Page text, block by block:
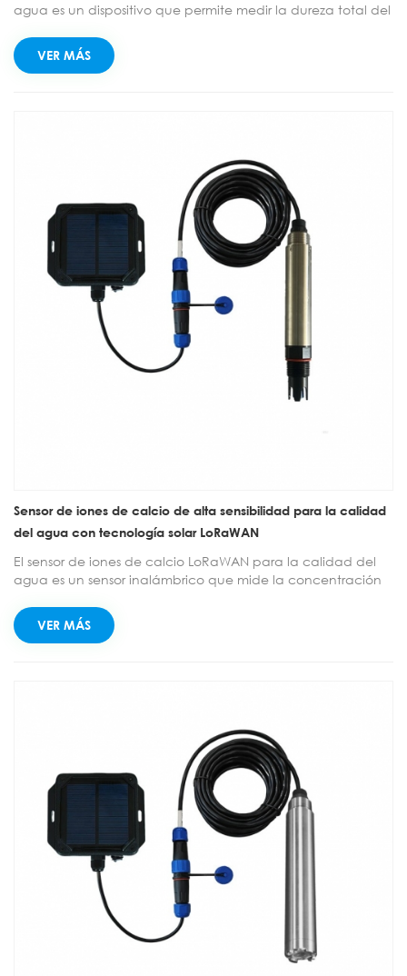
agua es un dispositivo que permite medir la dureza total del
temperatura, garantiza una medición rápida, sencilla,
precisa y económica. Se conecta al colector LoRaWAN
de procesos de producción industrial.
VER MÁS
Sensor de iones de calcio de alta sensibilidad para la calidad
del agua con tecnología solar LoRaWAN
El sensor de iones de calcio LoRaWAN para la calidad del
agua es un sensor inalámbrico que mide la concentración
automática de temperatura, es menos afectado por el
entorno y ofrece mayor precisión de medición. Se conecta
mar y para el control de procesos de producción industrial.
VER MÁS